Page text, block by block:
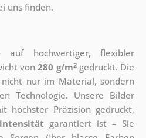
uns finden.
auf hochwertiger, flexibler
von280 g/m2gedruckt. Die
nur im Material, sondern
Technologie. Unsere Bilder
höchster Präzision gedruckt,
garantiert ist – Sie